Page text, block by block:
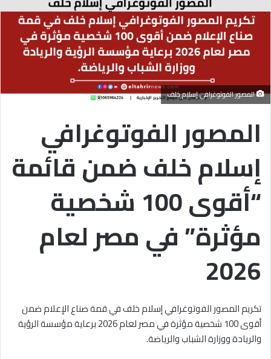
المصور الفوتوغرافي إسلام خلف
المصور الفوتوغرافي
إسلام خلف ضمن قائمة
“أقوى 100 شخصية
مؤثرة” في مصر لعام
2026
تكريم المصور الفوتوغرافي إسلام خلف في قمة صناع الإعلام ضمن
أقوى 100 شخصية مؤثرة في مصر لعام 2026 برعاية مؤسسة الرؤية
والريادة ووزارة الشباب والرياضة.